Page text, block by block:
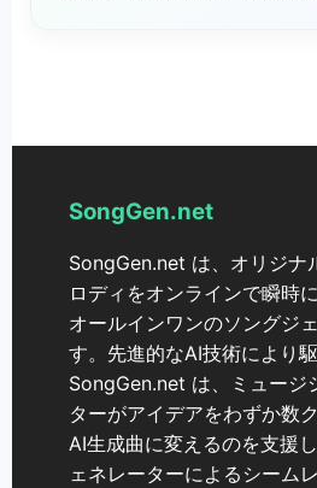
多くの音声スタイル、長い再生
SongGen.net
SongGen.net は、オリジナ
ロディをオンラインで瞬時
オールインワンのソングジ
す。先進的なAI技術により
SongGen.net は、ミュージ
ターがアイデアをわずか数
AI生成曲に変えるのを支援
ェネレーターによるシーム